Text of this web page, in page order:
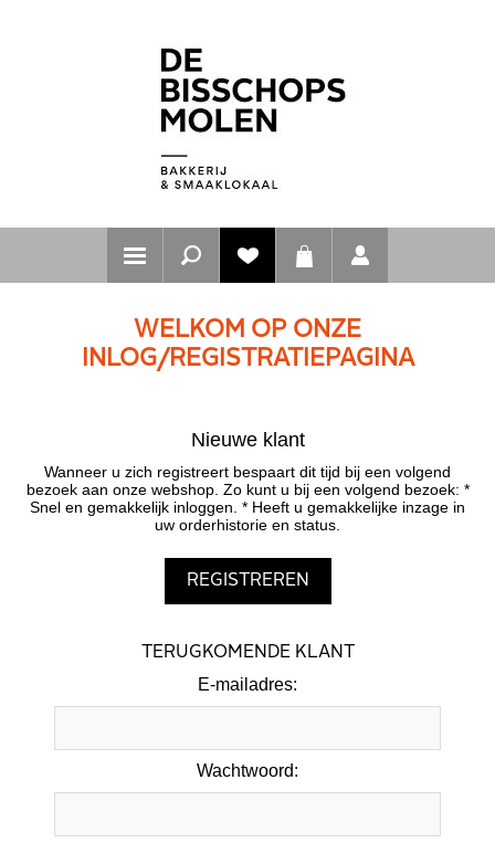
WELKOM OP ONZE
INLOG/REGISTRATIEPAGINA
Nieuwe klant
Wanneer u zich registreert bespaart dit tijd bij een volgend
bezoek aan onze webshop. Zo kunt u bij een volgend bezoek: *
Snel en gemakkelijk inloggen. * Heeft u gemakkelijke inzage in
uw orderhistorie en status.
TERUGKOMENDE KLANT
E-mailadres:
Wachtwoord: